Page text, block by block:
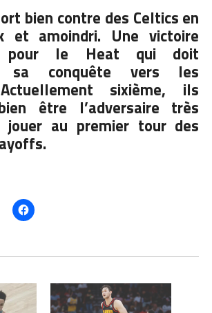
bien contre des Celtics en
et amoindri. Une victoire
pour le Heat qui doit
sa conquête vers les
sixième, ils
être l’adversaire très
jouer au premier tour des